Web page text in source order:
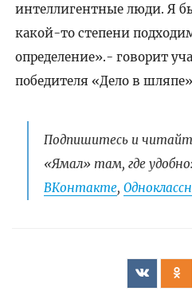
интеллигентные люди. Я
какой-то степени
определение».- говорит
победителя «Дело в
Подпишитесь и
«Ямал» там, где
ВКонтакте,